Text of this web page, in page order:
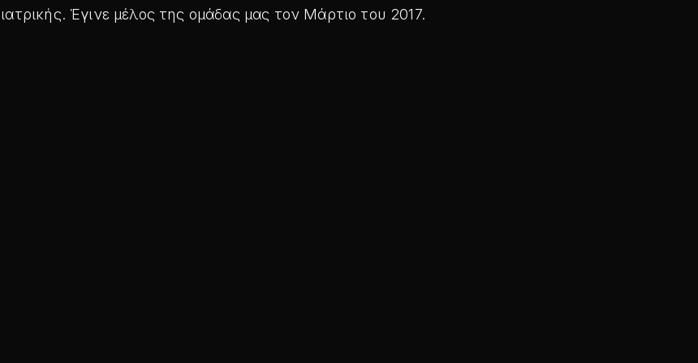
ιατρικής. Έγινε μέλος της ομάδας μας τον Μάρτιο του 2017.